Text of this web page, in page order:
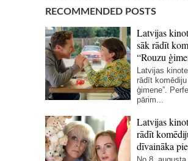
RECOMMENDED POSTS
Latvijas
sāk rādīt
“Rouzu
Latvijas
rādīt komēdiju
ģimene”.
pārim...
Latvijas
rādīt
dīvaināka